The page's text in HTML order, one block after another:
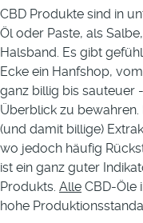
CBD Produkte sind in
Öl oder Paste, als
Halsband. Es gibt
Ecke ein Hanfshop,
ganz billig bis sauteuer
Überblick zu
(und damit billige)
wo jedoch häufig
ist ein ganz guter
Produkts. Alle CBD-Öle
hohe